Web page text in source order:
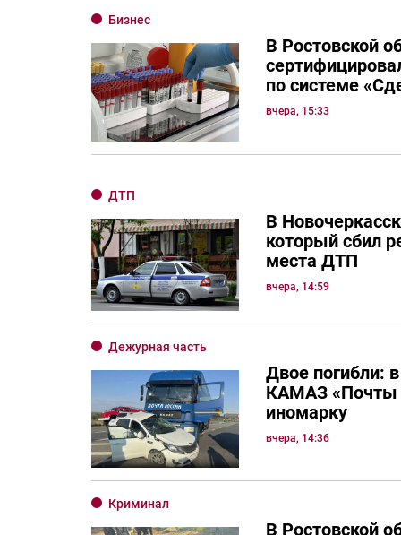
Бизнес
В Ростовской
по системе
вчера, 15:33
ДТП
В
который сбил
места ДТП
вчера, 14:59
Дежурная часть
Двое погибли:
КАМАЗ «Почты
иномарку
вчера, 14:36
Криминал
В Ростовской